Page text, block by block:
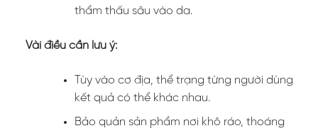
thẩm thấu sâu vào da.
Vài điều cần lưu ý:
Tùy vào cơ địa, thể trạng từng người dùng
kết quả có thể khác nhau.
Bảo quản sản phẩm nơi khô ráo, thoáng